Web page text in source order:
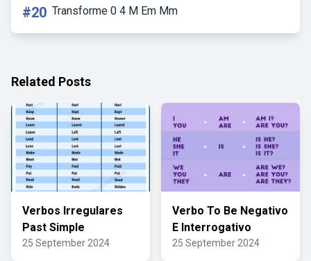
#20 Transforme 0 4 M Em Mm
Related Posts
Verbos Irregulares
Past Simple
25 September 2024
Verbo To Be Negativo
E Interrogativo
25 September 2024